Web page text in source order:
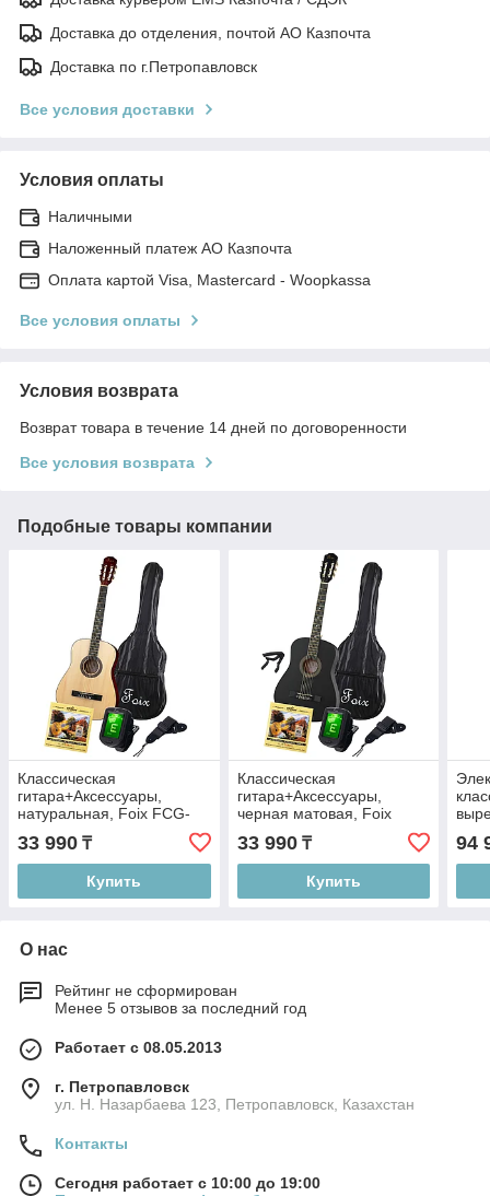
Доставка до отделения, почтой АО Казпочта
Доставка по г.Петропавловск
Все условия доставки
Условия оплаты
Наличными
Наложенный платеж АО Казпочта
Оплата картой Visa, Mastercard - Woopkassa
Все условия оплаты
Условия возврата
Возврат товара в течение 14 дней по договоренности
Все условия возврата
Подобные товары компании
Классическая
гитара+Аксессуары,
натуральная, Foix FCG-
2038CAP-NA
33 990 ₸
Купить
Классическая
гитара+Аксессуары,
черная матовая, Foix
FCG-2038CAP-BK-MAT
33 990₸
Купить
OP
94
О нас
Рейтинг не сформирован
Менее 5 отзывов за последний год
Работает с 08.05.2013
г. Петропавловск
ул. Н. Назарбаева 123, Петропавловск, Казахстан
Контакты
Сегодня работает с 10:00 до 19:00